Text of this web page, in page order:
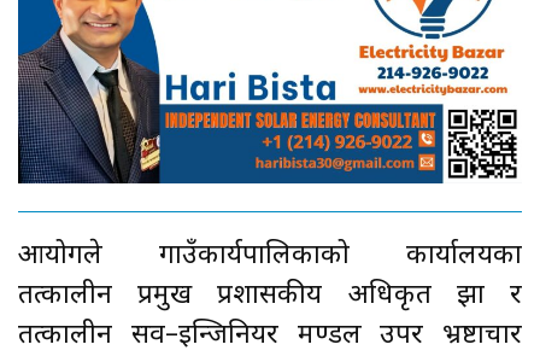
आयोगले गाउँकार्यपालिकाको कार्यालयका
तत्कालीन प्रमुख प्रशासकीय अधिकृत झा र
तत्कालीन सव–इन्जिनियर मण्डल उपर भ्रष्टाचार